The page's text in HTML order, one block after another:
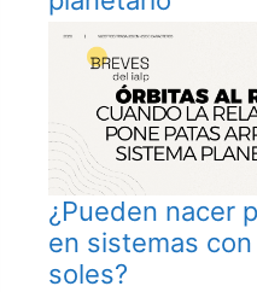
¿Pueden nacer
en sistemas
soles?